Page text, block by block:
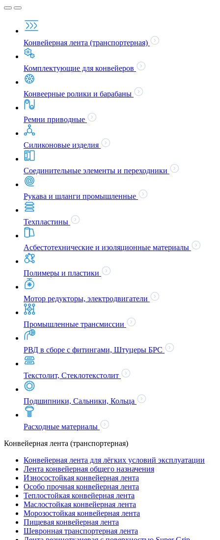
Конвейерная лента (транспортерная)
Комплектующие для конвейеров
Конвеерные ролики и барабаны
Ремни приводные
Силиконовые изделия
Соединительные элементы и переходники
Рукава и шланги промышленные
Техпластины
Асбестотехнические и изоляционные материалы
Полимеры и пластики
Мотор редукторы, электродвигатели
Промышленные трансмиссии
РВД в сборе с фитингами, Штуцеры БРС
Текстолит, Стеклотекстолит
Подшипники, Сальники, Кольца
Расходные материалы
Конвейерная лента (транспортерная)
Конвейерная лента для лёгких условий эксплуатации
Лента конвейерная общего назначения
Износостойкая конвейерная лента
Особо прочная конвейерная лента
Теплостойкая конвейерная лента
Маслостойкая конвейерная лента
Морозостойкая конвейерная лента
Пищевая конвейерная лента
Шевронная транспортерная лента